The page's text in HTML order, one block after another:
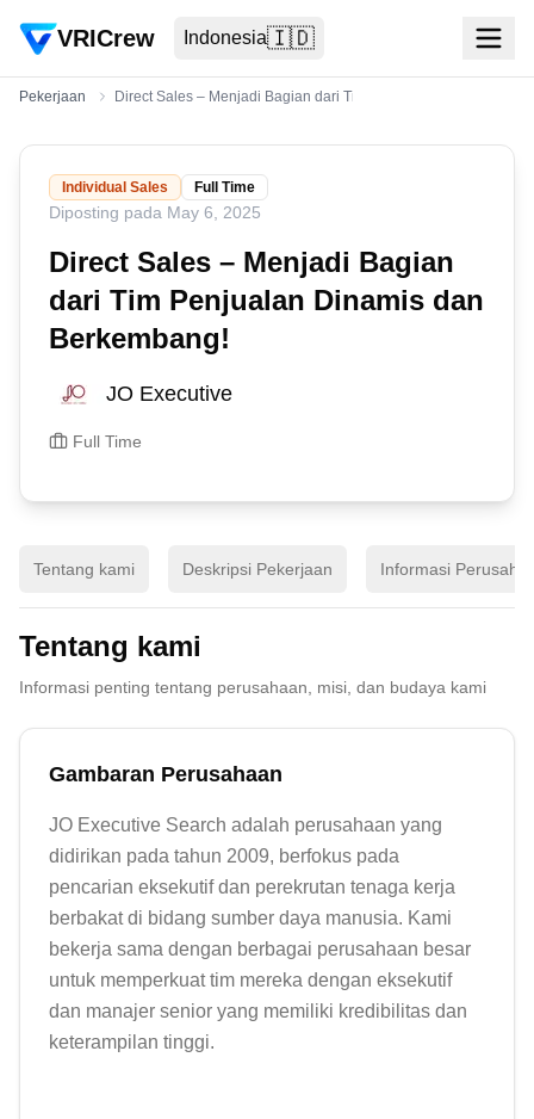
VRICrew Indonesia🇮🇩
Pekerjaan Direct Sales – Menjadi Bagian dari Tim Penjualan Dinamis dan
Individual Sales Full Time
Diposting pada May 6, 2025
Direct Sales – Menjadi Bagian
dari Tim Penjualan Dinamis dan
Berkembang!
JO Executive
Full Time
Tentang kami Deskripsi Pekerjaan Informasi
Tentang kami
Informasi penting tentang perusahaan, misi, dan budaya kami
Gambaran Perusahaan
JO Executive Search adalah perusahaan yang
didirikan pada tahun 2009, berfokus pada
pencarian eksekutif dan perekrutan tenaga kerja
berbakat di bidang sumber daya manusia. Kami
bekerja sama dengan berbagai perusahaan besar
untuk memperkuat tim mereka dengan eksekutif
dan manajer senior yang memiliki kredibilitas dan